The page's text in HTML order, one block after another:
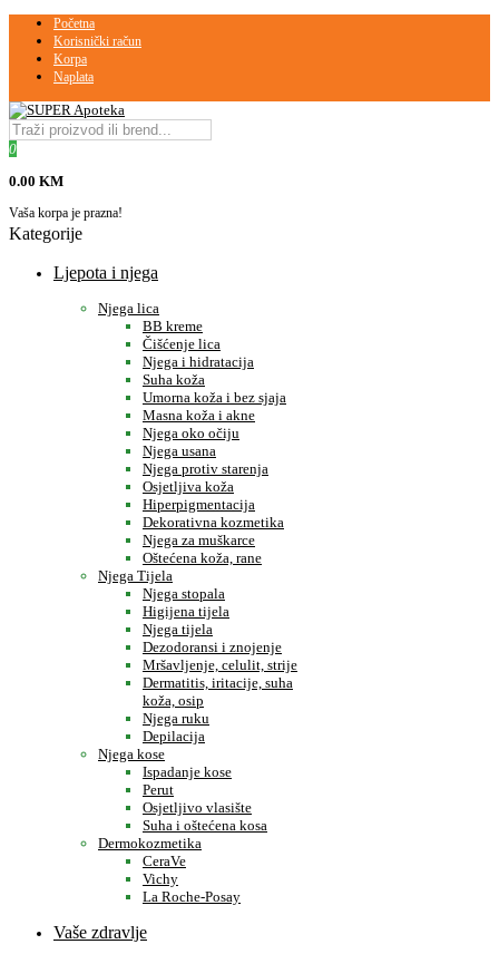
Početna
Korisnički račun
Korpa
Naplata
0
0.00 KM
Vaša korpa je prazna!
Kategorije
Ljepota i njega
Njega lica
BB kreme
Čišćenje lica
Njega i hidratacija
Suha koža
Umorna koža i bez sjaja
Masna koža i akne
Njega oko očiju
Njega usana
Njega protiv starenja
Osjetljiva koža
Hiperpigmentacija
Dekorativna kozmetika
Njega za muškarce
Oštećena koža, rane
Njega Tijela
Njega stopala
Higijena tijela
Njega tijela
Dezodoransi i znojenje
Mršavljenje, celulit, strije
Dermatitis, iritacije, suha
koža, osip
Njega ruku
Depilacija
Njega kose
Ispadanje kose
Perut
Osjetljivo vlasište
Suha i oštećena kosa
Dermokozmetika
CeraVe
Vichy
La Roche-Posay
Vaše zdravlje